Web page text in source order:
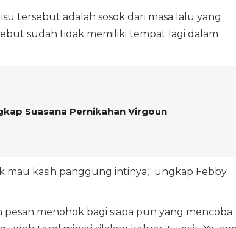
tersebut adalah sosok dari masa lalu yang
sudah tidak memiliki tempat lagi dalam
Suasana Pernikahan Virgoun
mau kasih panggung intinya," ungkap Febby
menohok bagi siapa pun yang mencoba